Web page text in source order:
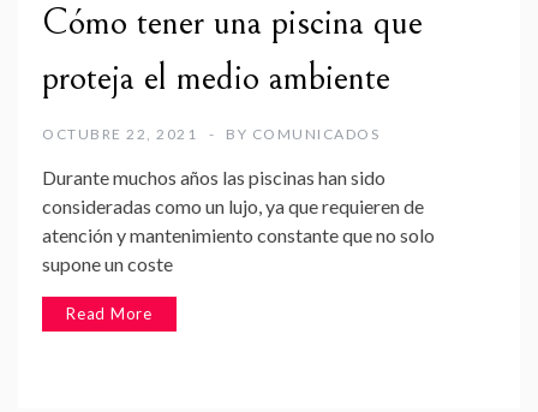
Cómo tener una piscina que
proteja el medio ambiente
OCTUBRE 22, 2021 BY COMUNICADOS
Durante muchos años las piscinas han sido
consideradas como un lujo, ya que requieren de
atención y mantenimiento constante que no solo
supone un coste
Read More